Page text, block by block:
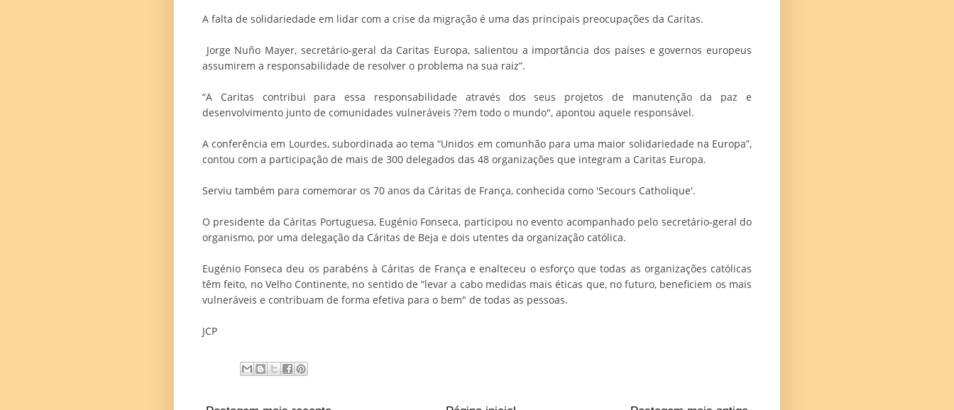
A falta de solidariedade em lidar com a crise da migração é uma das principais preocupações da Caritas.
Jorge Nuño Mayer, secretário-geral da Caritas Europa, salientou a importância dos países e governos europeus
assumirem a responsabilidade de resolver o problema na sua raiz”.
“A Caritas contribui para essa responsabilidade através dos seus projetos de manutenção da paz e
desenvolvimento junto de comunidades vulneráveis ??em todo o mundo", apontou aquele responsável.
A conferência em Lourdes, subordinada ao tema “Unidos em comunhão para uma maior solidariedade na Europa”,
contou com a participação de mais de 300 delegados das 48 organizações que integram a Caritas Europa.
Serviu também para comemorar os 70 anos da Cáritas de França, conhecida como 'Secours Catholique'.
O presidente da Cáritas Portuguesa, Eugénio Fonseca, participou no evento acompanhado pelo secretário-geral do
organismo, por uma delegação da Cáritas de Beja e dois utentes da organização católica.
Eugénio Fonseca deu os parabéns à Cáritas de França e enalteceu o esforço que todas as organizações católicas
têm feito, no Velho Continente, no sentido de “levar a cabo medidas mais éticas que, no futuro, beneficiem os mais
vulneráveis e contribuam de forma efetiva para o bem" de todas as pessoas.
JCP